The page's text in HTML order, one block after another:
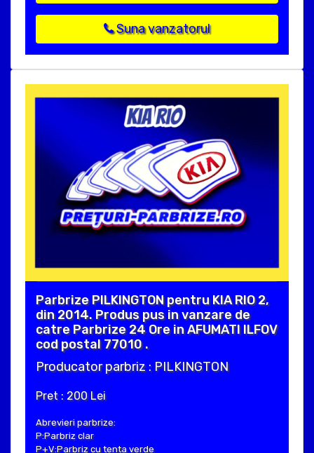
Suna vanzatorul
Parbrize PILKINGTON pentru KIA RIO 2,
din 2014. Produs pus in vanzare de
catre Parbrize 24 Ore in AFUMATI ILFOV
cod postal 77010 .
Producator parbriz : PILKINGTON
Pret : 200 Lei
Abrevieri parbrize:
P:Parbriz clar
P+V:Parbriz cu tenta verde